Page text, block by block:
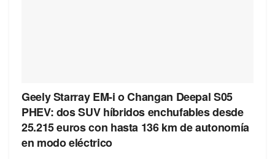
Geely Starray EM-i o Changan Deepal S05
PHEV: dos SUV híbridos enchufables desde
25.215 euros con hasta 136 km de autonomía
en modo eléctrico